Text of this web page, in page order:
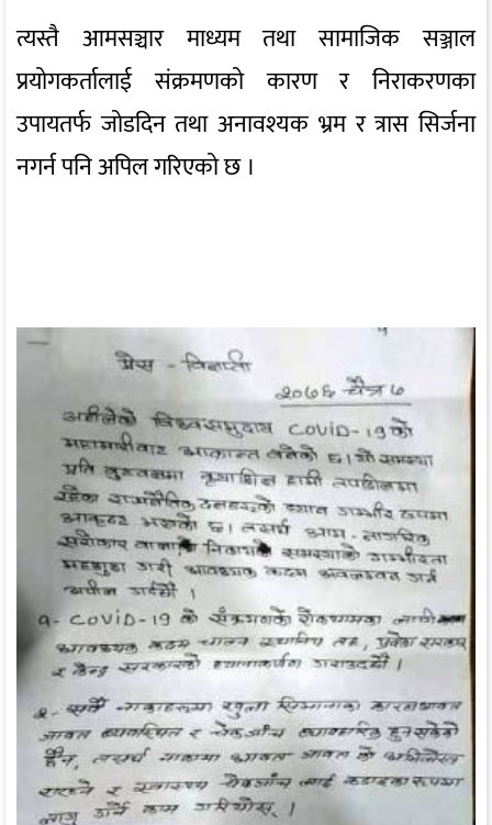
त्यस्तै आमसञ्चार माध्यम तथा सामाजिक सञ्जाल
प्रयोगकर्तालाई संक्रमणको कारण र निराकरणका
उपायतर्फ जोडदिन तथा अनावश्यक भ्रम र त्रास सिर्जना
नगर्न पनि अपिल गरिएको छ ।